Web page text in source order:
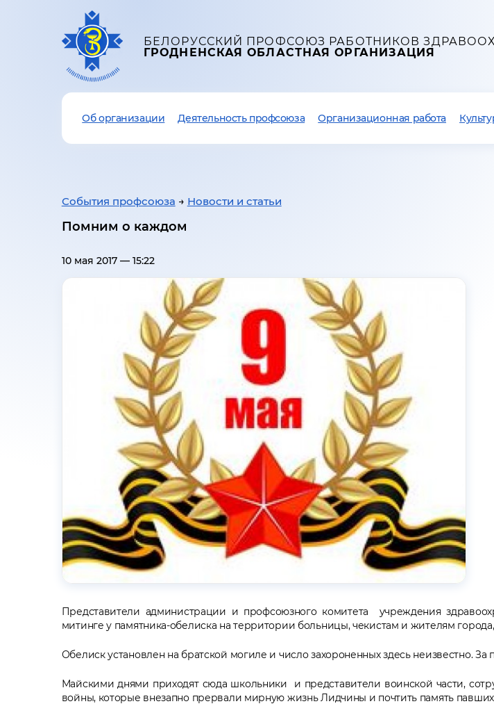
БЕЛОРУССКИЙ ПРОФСОЮЗ РАБОТНИКОВ
ГРОДНЕНСКАЯ ОБЛАСТНАЯ ОРГАНИЗАЦИЯ
Об организации Деятельность профсоюза Организационная работа
События профсоюза → Новости и статьи
Помним о каждом
10 мая 2017 — 15:22
Представители администрации и профсоюзного комитета учреждения
митинге у памятника-обелиска на территории больницы, чекистам и жителям
Обелиск установлен на братской могиле и число захороненных здесь неизвестно.
Майскими днями приходят сюда школьники и представители воинской части,
войны, которые внезапно прервали мирную жизнь Лидчины и почтить память